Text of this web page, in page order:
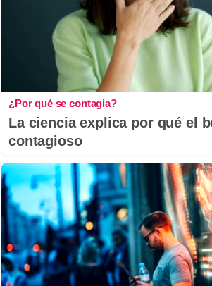
¿Por qué se contagia?
La ciencia explica por qué el
contagioso